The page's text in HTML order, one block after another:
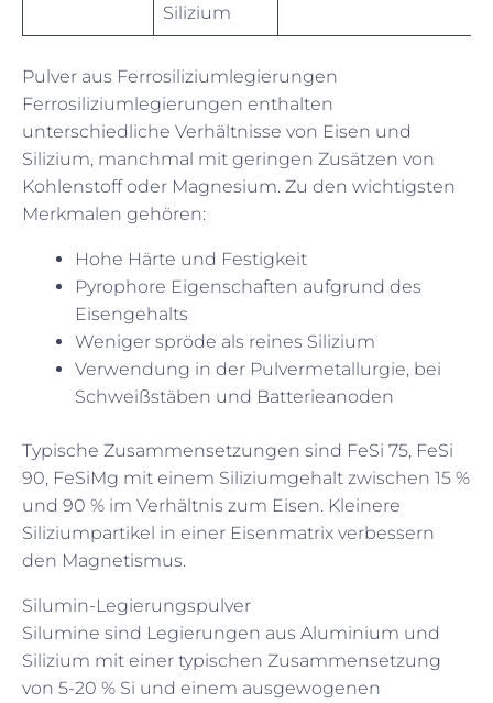
Silizium
Pulver aus Ferrosiliziumlegierungen
Ferrosiliziumlegierungen enthalten
unterschiedliche Verhältnisse von Eisen und
Silizium, manchmal mit geringen Zusätzen von
Kohlenstoff oder Magnesium. Zu den wichtigsten
Merkmalen gehören:
Hohe Härte und Festigkeit
Pyrophore Eigenschaften aufgrund des
Eisengehalts
Weniger spröde als reines Silizium
Verwendung in der Pulvermetallurgie, bei
Schweißstäben und Batterieanoden
Typische Zusammensetzungen sind FeSi 75, FeSi
90, FeSiMg mit einem Siliziumgehalt zwischen 15 %
und 90 % im Verhältnis zum Eisen. Kleinere
Siliziumpartikel in einer Eisenmatrix verbessern
den Magnetismus.
Silumin-Legierungspulver
Silumine sind Legierungen aus Aluminium und
Silizium mit einer typischen Zusammensetzung
von 5-20 % Si und einem ausgewogenen